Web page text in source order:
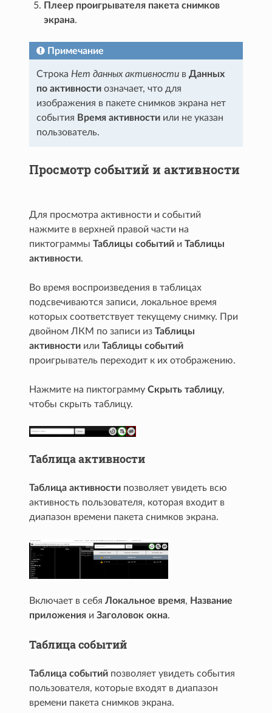
Плеер проигрывателя пакета снимков
экрана.
Примечание
СтрокаНет данных активности вДанных
по активности означает, что для
изображения в пакете снимков экрана нет
события Время активности или не указан
пользователь.
Просмотр событий и активности
Для просмотра активности и событий
нажмите в верхней правой части на
пиктограммыТаблицы событий иТаблицы
активности.
Во время воспроизведения в таблицах
подсвечиваются записи, локальное время
которых соответствует текущему снимку. При
двойном ЛКМ по записи изТаблицы
активности илиТаблицы событий
проигрыватель переходит к их отображению.
Нажмите на пиктограммуСкрыть таблицу,
чтобы скрыть таблицу.
Таблица активности
Таблица активности позволяет увидеть всю
активность пользователя, которая входит в
диапазон времени пакета снимков экрана.
Включает в себяЛокальное время, Название
приложения иЗаголовок окна.
Таблица событий
Таблица событий позволяет увидеть события
пользователя, которые входят в диапазон
времени пакета снимков экрана.